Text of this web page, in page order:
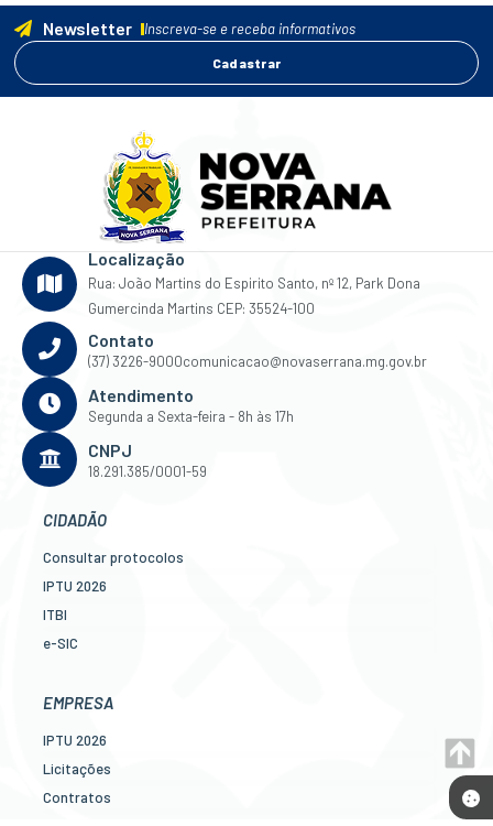
Newsletter Inscreva-se e receba informativos
Cadastrar
Localização
Rua: João Martins do Espirito Santo, nº 12, Park Dona
Gumercinda Martins CEP: 35524-100
Contato
(37) 3226-9000comunicacao@novaserrana.mg.gov.br
Atendimento
Segunda a Sexta-feira - 8h às 17h
CNPJ
18.291.385/0001-59
CIDADÃO
Consultar protocolos
IPTU 2026
ITBI
e-SIC
Legislação
EMPRESA
IPTU 2026
Licitações
Contratos